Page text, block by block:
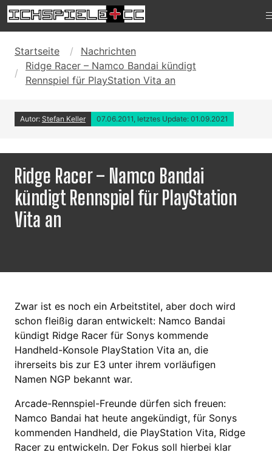
Startseite
Nachrichten
Ridge Racer – Namco Bandai kündigt
Rennspiel für PlayStation Vita an
Autor: Stefan Keller 07.06.2011, letztes Update: 01.09.2021
Ridge Racer – Namco Bandai
kündigt Rennspiel für PlayStation
Vita an
Zwar ist es noch ein Arbeitstitel, aber doch wird
schon fleißig daran entwickelt: Namco Bandai
kündigt Ridge Racer für Sonys kommende
Handheld-Konsole PlayStation Vita an, die
ihrerseits bis zur E3 unter ihrem vorläufigen
Namen NGP bekannt war.
Arcade-Rennspiel-Freunde dürfen sich freuen:
Namco Bandai hat heute angekündigt, für Sonys
kommenden Handheld, die PlayStation Vita, Ridge
Racer zu entwickeln. Der Fokus soll hierbei klar